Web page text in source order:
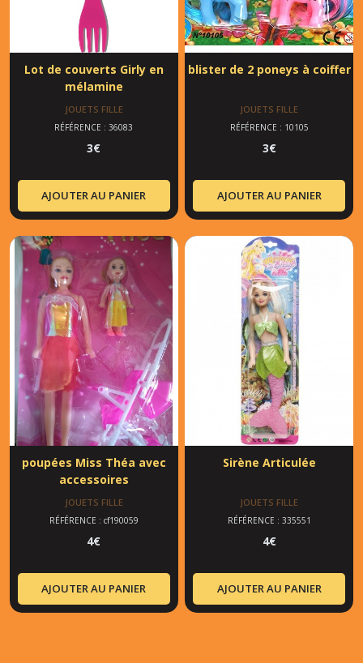
Lot de couverts Girly en
mélamine
JOUETS FILLE
RÉFÉRENCE : 36083
3€
AJOUTER AU PANIER
blister de 2 poneys à coiffer
JOUETS FILLE
RÉFÉRENCE : 10105
3€
AJOUTER AU PANIER
poupées Miss Théa avec
accessoires
JOUETS FILLE
RÉFÉRENCE : cf190059
4€
AJOUTER AU PANIER
Sirène Articulée
JOUETS FILLE
RÉFÉRENCE : 335551
4€
AJOUTER AU PANIER